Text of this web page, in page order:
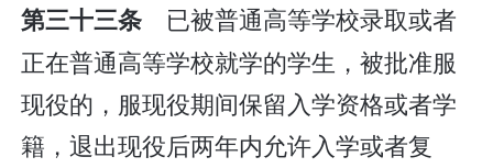
第三十三条 已被普通高等学校录取或者
正在普通高等学校就学的学生，被批准服
现役的，服现役期间保留入学资格或者学
籍，退出现役后两年内允许入学或者复